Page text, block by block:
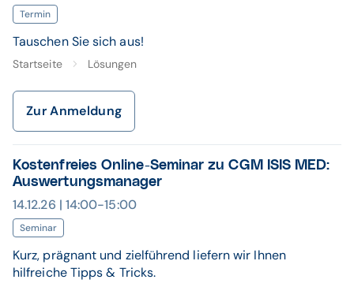
Termin
Tauschen Sie sich aus!
Startseite Lösungen
Zur Anmeldung
Kostenfreies Online-Seminar zu CGM ISIS MED:
Auswertungsmanager
14.12.26 | 14:00-15:00
Seminar
Kurz, prägnant und zielführend liefern wir Ihnen
hilfreiche Tipps & Tricks.